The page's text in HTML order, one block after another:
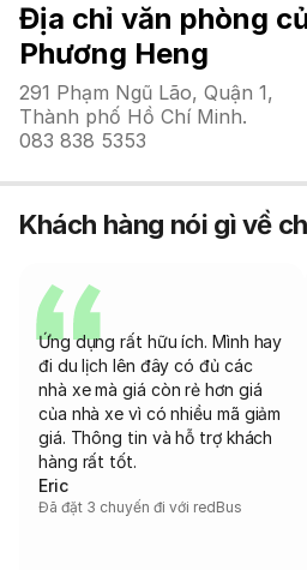
Địa chỉ văn phòng
Phương Heng
291 Phạm Ngũ Lão, Quận 1,
Thành phố Hồ Chí Minh.
083 838 5353
Khách hàng nói gì về
Ứng dụng rất hữu ích. Mình hay
đi du lịch lên đây có đủ các
nhà xe mà giá còn rẻ hơn giá
của nhà xe vì có nhiều mã giảm
giá. Thông tin và hỗ trợ khách
hàng rất tốt.
Eric
Đã đặt 3 chuyến đi với redBus